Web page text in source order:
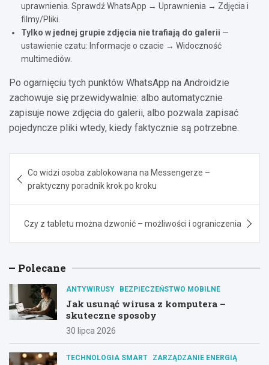
uprawnienia. Sprawdź WhatsApp → Uprawnienia → Zdjęcia i
filmy/Pliki.
Tylko w jednej grupie zdjęcia nie trafiają do galerii —
ustawienie czatu: Informacje o czacie → Widoczność
multimediów.
Po ogarnięciu tych punktów WhatsApp na Androidzie
zachowuje się przewidywalnie: albo automatycznie
zapisuje nowe zdjęcia do galerii, albo pozwala zapisać
pojedyncze pliki wtedy, kiedy faktycznie są potrzebne.
wpisu
Co widzi osoba zablokowana na Messengerze –
praktyczny poradnik krok po kroku
Czy z tabletu można dzwonić – możliwości i ograniczenia
Polecane
ANTYWIRUSY BEZPIECZEŃSTWO MOBILNE
Jak usunąć wirusa z komputera –
skuteczne sposoby
30 lipca 2026
TECHNOLOGIA SMART ZARZĄDZANIE ENERGIĄ